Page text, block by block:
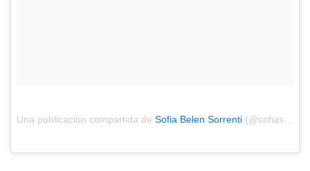
Una publicación compartida de Sofia Belen Sorrenti (@sofiasorrenti) el